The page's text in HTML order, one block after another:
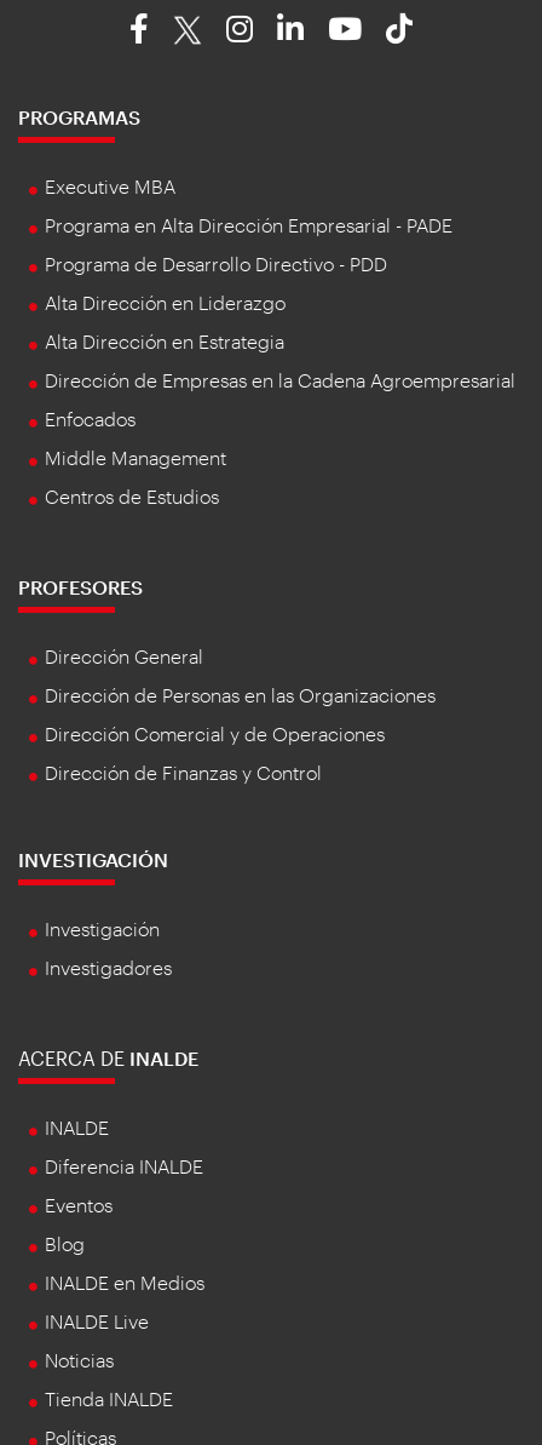
PROGRAMAS
Executive MBA
Programa en Alta Dirección Empresarial - PADE
Programa de Desarrollo Directivo - PDD
Alta Dirección en Liderazgo
Alta Dirección en Estrategia
Dirección de Empresas en la Cadena Agroempresarial
Enfocados
Middle Management
Centros de Estudios
PROFESORES
Dirección General
Dirección de Personas en las Organizaciones
Dirección Comercial y de Operaciones
Dirección de Finanzas y Control
INVESTIGACIÓN
Investigación
Investigadores
ACERCA DE INALDE
INALDE
Diferencia INALDE
Eventos
Blog
INALDE en Medios
INALDE Live
Noticias
Tienda INALDE
Políticas